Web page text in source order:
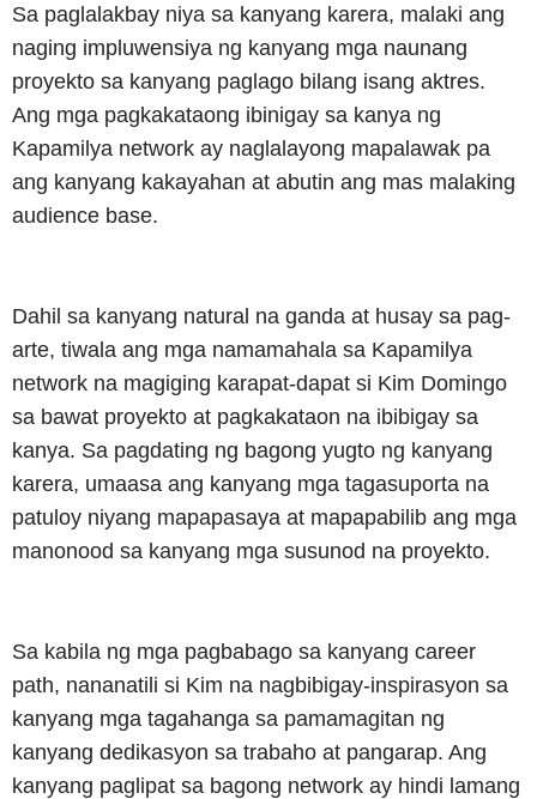
Sa paglalakbay niya sa kanyang karera, malaki ang
naging impluwensiya ng kanyang mga naunang
proyekto sa kanyang paglago bilang isang aktres.
Ang mga pagkakataong ibinigay sa kanya ng
Kapamilya network ay naglalayong mapalawak pa
ang kanyang kakayahan at abutin ang mas malaking
audience base.
Dahil sa kanyang natural na ganda at husay sa pag-
arte, tiwala ang mga namamahala sa Kapamilya
network na magiging karapat-dapat si Kim Domingo
sa bawat proyekto at pagkakataon na ibibigay sa
kanya. Sa pagdating ng bagong yugto ng kanyang
karera, umaasa ang kanyang mga tagasuporta na
patuloy niyang mapapasaya at mapapabilib ang mga
manonood sa kanyang mga susunod na proyekto.
Sa kabila ng mga pagbabago sa kanyang career
path, nananatili si Kim na nagbibigay-inspirasyon sa
kanyang mga tagahanga sa pamamagitan ng
kanyang dedikasyon sa trabaho at pangarap. Ang
kanyang paglipat sa bagong network ay hindi lamang